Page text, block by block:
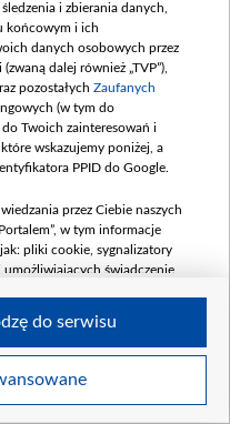
i zbierania danych,
końcowym i ich
danych osobowych przez
dalej również „TVP”),
pozostałych Zaufanych
(w tym do
Twoich zainteresowań i
wskazujemy poniżej, a
PPID do Google.
przez Ciebie naszych
w tym informacje
pliki cookie, sygnalizatory
świadczenie
przez Ciebie
do serwisu